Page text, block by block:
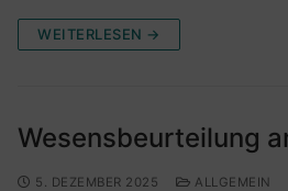
WEITERLESEN →
Wesensbeurteilung
5. DEZEMBER 2025 ALLGEMEIN